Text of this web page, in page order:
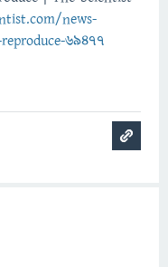
news-
69477